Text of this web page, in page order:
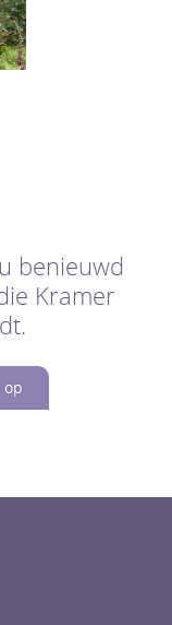
benieuwd
Kramer
op